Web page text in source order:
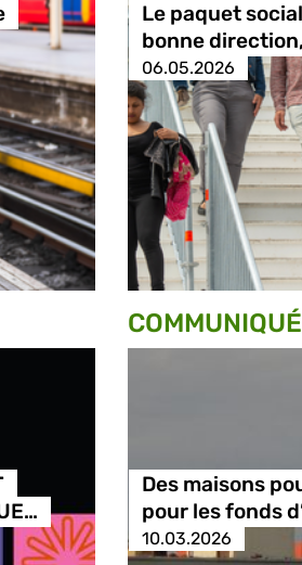
Le paquet
bonne
06.05.2026
Des maisons
pour les fonds
10.03.2026